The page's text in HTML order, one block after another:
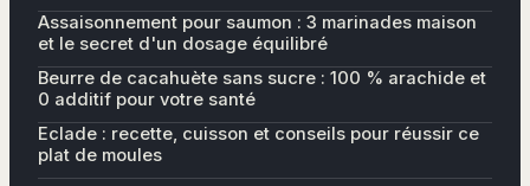
Assaisonnement pour saumon : 3 marinades maison
et le secret d'un dosage équilibré
Beurre de cacahuète sans sucre : 100 % arachide et
0 additif pour votre santé
Eclade : recette, cuisson et conseils pour réussir ce
plat de moules